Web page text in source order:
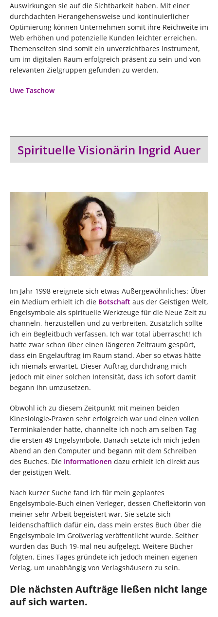
Auswirkungen sie auf die Sichtbarkeit haben. Mit einer
durchdachten Herangehensweise und kontinuierlicher
Optimierung können Unternehmen somit ihre Reichweite im
Web erhöhen und potenzielle Kunden leichter erreichen.
Themenseiten sind somit ein unverzichtbares Instrument,
um im digitalen Raum erfolgreich präsent zu sein und von
relevanten Zielgruppen gefunden zu werden.
Uwe Taschow
Spirituelle Visionärin Ingrid Auer
Im Jahr 1998 ereignete sich etwas Außergewöhnliches: Über
ein Medium erhielt ich die Botschaft aus der Geistigen Welt,
Engelsymbole als spirituelle Werkzeuge für die Neue Zeit zu
channeln, herzustellen und zu verbreiten. Zusätzlich sollte
ich ein Begleitbuch verfassen. Ich war total überrascht! Ich
hatte zwar schon über einen längeren Zeitraum gespürt,
dass ein Engelauftrag im Raum stand. Aber so etwas hätte
ich niemals erwartet. Dieser Auftrag durchdrang mich
jedoch mit einer solchen Intensität, dass ich sofort damit
begann ihn umzusetzen.
Obwohl ich zu diesem Zeitpunkt mit meinen beiden
Kinesiologie-Praxen sehr erfolgreich war und einen vollen
Terminkalender hatte, channelte ich noch am selben Tag
die ersten 49 Engelsymbole. Danach setzte ich mich jeden
Abend an den Computer und begann mit dem Schreiben
des Buches. Die Informationen dazu erhielt ich direkt aus
der geistigen Welt.
Nach kurzer Suche fand ich für mein geplantes
Engelsymbole-Buch einen Verleger, dessen Cheflektorin von
meiner sehr Arbeit begeistert war. Sie setzte sich
leidenschaftlich dafür ein, dass mein erstes Buch über die
Engelsymbole im Großverlag veröffentlicht wurde. Seither
wurden das Buch 19-mal neu aufgelegt. Weitere Bücher
folgten. Eines Tages gründete ich jedoch meinen eigenen
Verlag, um unabhängig von Verlagshäusern zu sein.
Die nächsten Aufträge ließen nicht lange
auf sich warten.